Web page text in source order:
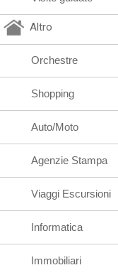
Altro
Orchestre
Shopping
Auto/Moto
Agenzie Stampa
Viaggi Escursioni
Informatica
Immobiliari